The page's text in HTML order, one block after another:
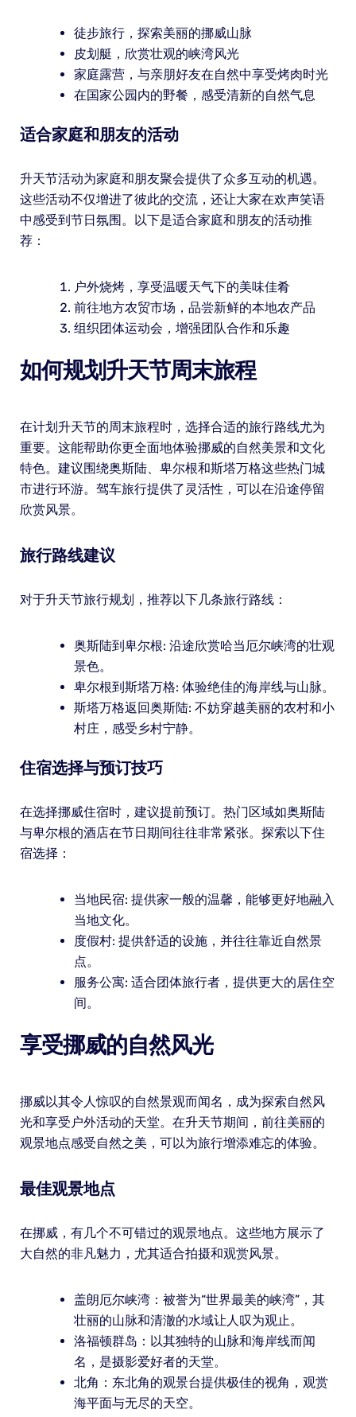
徒步旅行，探索美丽的挪威山脉
皮划艇，欣赏壮观的峡湾风光
家庭露营，与亲朋好友在自然中享受烤肉时光
在国家公园内的野餐，感受清新的自然气息
适合家庭和朋友的活动
升天节活动为家庭和朋友聚会提供了众多互动的机遇。
这些活动不仅增进了彼此的交流，还让大家在欢声笑语
中感受到节日氛围。以下是适合家庭和朋友的活动推
荐：
户外烧烤，享受温暖天气下的美味佳肴
前往地方农贸市场，品尝新鲜的本地农产品
组织团体运动会，增强团队合作和乐趣
如何规划升天节周末旅程
在计划升天节的周末旅程时，选择合适的旅行路线尤为
重要。这能帮助你更全面地体验挪威的自然美景和文化
特色。建议围绕奥斯陆、卑尔根和斯塔万格这些热门城
市进行环游。驾车旅行提供了灵活性，可以在沿途停留
欣赏风景。
旅行路线建议
对于升天节旅行规划，推荐以下几条旅行路线：
奥斯陆到卑尔根: 沿途欣赏哈当厄尔峡湾的壮观
景色。
卑尔根到斯塔万格: 体验绝佳的海岸线与山脉。
斯塔万格返回奥斯陆: 不妨穿越美丽的农村和小
村庄，感受乡村宁静。
住宿选择与预订技巧
在选择挪威住宿时，建议提前预订。热门区域如奥斯陆
与卑尔根的酒店在节日期间往往非常紧张。探索以下住
宿选择：
当地民宿: 提供家一般的温馨，能够更好地融入
当地文化。
度假村: 提供舒适的设施，并往往靠近自然景
点。
服务公寓: 适合团体旅行者，提供更大的居住空
间。
享受挪威的自然风光
挪威以其令人惊叹的自然景观而闻名，成为探索自然风
光和享受户外活动的天堂。在升天节期间，前往美丽的
观景地点感受自然之美，可以为旅行增添难忘的体验。
最佳观景地点
在挪威，有几个不可错过的观景地点。这些地方展示了
大自然的非凡魅力，尤其适合拍摄和观赏风景。
盖朗厄尔峡湾：被誉为“世界最美的峡湾”，其
壮丽的山脉和清澈的水域让人叹为观止。
洛福顿群岛：以其独特的山脉和海岸线而闻
名，是摄影爱好者的天堂。
北角：东北角的观景台提供极佳的视角，观赏
海平面与无尽的天空。